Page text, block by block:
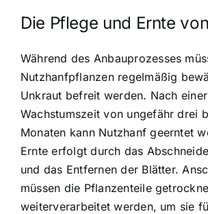
Die Pflege und Ernte
Während des Anbauprozesses
Nutzhanfpflanzen regelmäßig
Unkraut befreit werden. Nach einer
Wachstumszeit von ungefähr drei
Monaten kann Nutzhanf geerntet
Ernte erfolgt durch das
und das Entfernen der Blätter.
müssen die Pflanzenteile
weiterverarbeitet werden, um sie